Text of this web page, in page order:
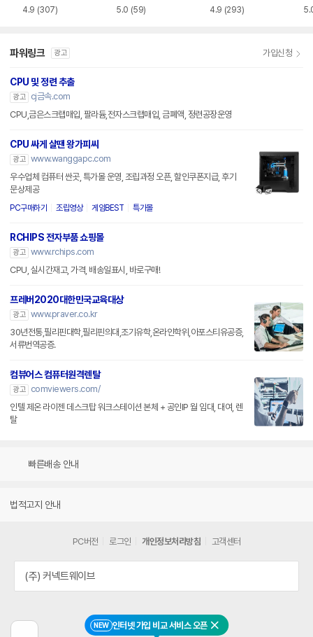
NEW 인터넷 가입 비교 서비스 오픈 닫기
4.9 (307) 5.0 (59) 4.9 (293)
파워링크 광고 가입신청
CPU 및 정련 추출
광고
cj금속.com
CPU,금은스크랩매입, 팔라듐,전자스크랩매입, 금폐액, 정련공장운영
CPU 싸게 살땐 왕가피씨
광고
www.wanggapc.com
우수업체 컴퓨터 싼곳, 특가몰 운영, 조립과정 오픈, 할인쿠폰지급, 후기
문상제공
PC구매하기 조립영상 게임BEST 특가몰
RCHIPS 전자부품 쇼핑몰
광고
www.rchips.com
CPU, 실시간재고, 가격, 배송일표시, 바로구매!
프레버2020대한민국교육대상
광고
www.praver.co.kr
30년전통,필리핀대학,필리핀의대,조기유학,온라인학위,아포스티유공증,
서류번역공증.
컴뷰어스 컴퓨터원격렌탈
광고
comviewers.com/
인텔 제온 라이젠 데스크탑 워크스테이션 본체 + 공인IP 월 임대, 대여, 렌
탈
빠른배송 안내
법적고지 안내
PC버전 로그인 개인정보처리방침 고객센터
(주) 커넥트웨이브